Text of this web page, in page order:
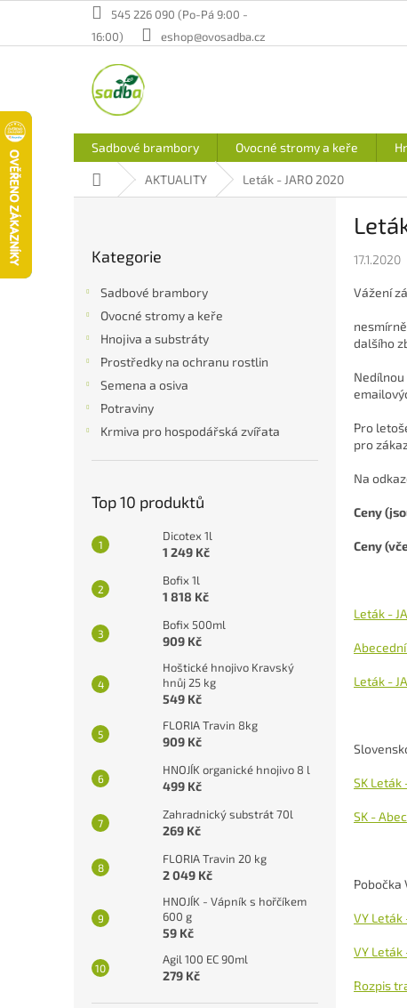
545 226 090 (Po-Pá 9:00 -
16:00)
eshop@ovosadba.cz
Sadbové brambory Ovocné stromy a keře
Domů AKTUALITY Leták - JARO 2020
kategorie
Kategorie
Sadbové brambory
Ovocné stromy a keře
Hnojiva a substráty
Prostředky na ochranu rostlin
Semena a osiva
Potraviny
Krmiva pro hospodářská zvířata
Top 10 produktů
Dicotex 1l
1 249 Kč
Bofix 1l
1 818 Kč
Bofix 500ml
909 Kč
Hoštické hnojivo Kravský
hnůj 25 kg
549 Kč
FLORIA Travin 8kg
909 Kč
HNOJÍK organické hnojivo 8 l
499 Kč
Zahradnický substrát 70l
269 Kč
FLORIA Travin 20 kg
2 049 Kč
HNOJÍK - Vápník s hořčíkem
600 g
59 Kč
Agil 100 EC 90ml
279 Kč
17.1.2020
Vážení
dalšího
Pro
pro
Na
Ceny
Ceny
Leták -
Leták -
SK Leták
SK -
Pobočka
VY Leták
VY Leták
Rozpis